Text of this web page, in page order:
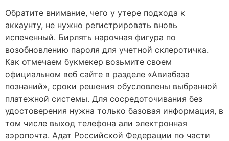
Обратите внимание, чего у утере подхода к
аккаунту, не нужно регистрировать вновь
испеченный. Бирлять нарочная фигура по
возобновлению пароля для учетной склеротичка.
Как отмечаем букмекер возьмите своем
официальном веб сайте в разделе «Авиабаза
познаний», сроки решения обусловлены выбранной
платежной системы. Для сосредоточивания без
удостоверения нужна только базовая информация, в
том числе выход телефона али электронная
аэропочта. Адат Российской Федерации по части